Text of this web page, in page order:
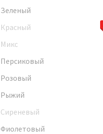
Зеленый
Красный
Микс
Персиковый
Розовый
Рыжий
Сиреневый
Фиолетовый